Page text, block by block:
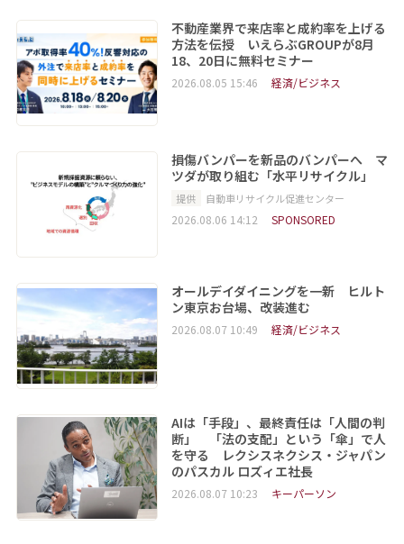
不動産業界で来店率と成約率を上げる
方法を伝授 いえらぶGROUPが8月
18、20日に無料セミナー
2026.08.05 15:46 経済/ビジネス
損傷バンパーを新品のバンパーへ マ
ツダが取り組む「水平リサイクル」
提供 自動車リサイクル促進センター
2026.08.06 14:12 SPONSORED
オールデイダイニングを一新 ヒルト
ン東京お台場、改装進む
2026.08.07 10:49 経済/ビジネス
AIは「手段」、最終責任は「人間の判
断」 「法の支配」という「傘」で人
を守る レクシスネクシス・ジャパン
のパスカル ロズィエ社長
2026.08.07 10:23 キーパーソン